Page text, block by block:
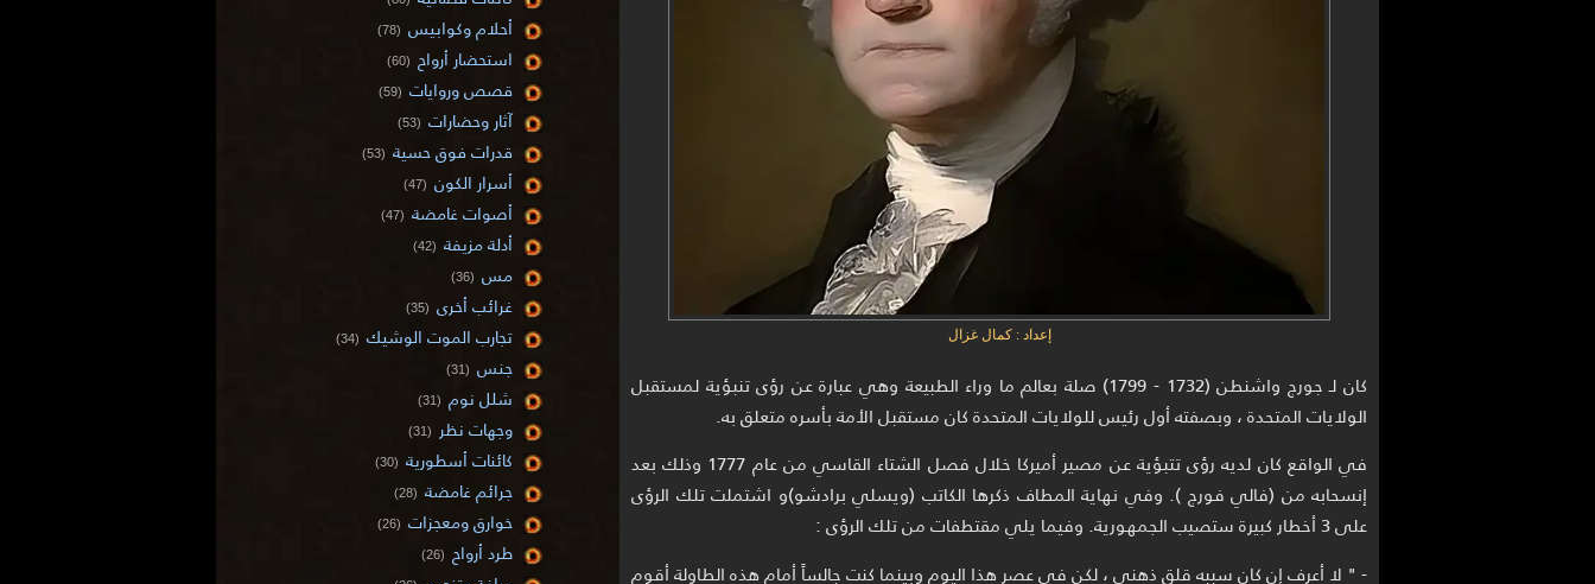
إعداد : كمال غزال
كان لـ جورج واشنطن (1732 - 1799) صلة بعالم ما وراء الطبيعة وهي عبارة عن رؤى تنبؤية لمستقبل
الولايات المتحدة ، وبصفته أول رئيس للولايات المتحدة كان مستقبل الأمة بأسره متعلق به.
في الواقع كان لديه رؤى تتبؤية عن مصير أميركا خلال فصل الشتاء القاسي من عام 1777 وذلك بعد
إنسحابه من (فالي فورج ). وفي نهاية المطاف ذكرها الكاتب (ويسلي برادشو)و اشتملت تلك الرؤى
على 3 أخطار كبيرة ستصيب الجمهورية. وفيما يلي مقتطفات من تلك الرؤى :
- " لا أعرف إن كان سببه قلق ذهني ، لكن في عصر هذا اليوم وبينما كنت جالساً أمام هذه الطاولة أقوم
أحلام وكوابيس (78)
استحضار أرواح (60)
قصص وروايات (59)
آثار وحضارات (53)
قدرات فوق حسية (53)
أسرار الكون (47)
أصوات غامضة (47)
أدلة مزيفة (42)
مس (36)
غرائب أخرى (35)
تجارب الموت الوشيك (34)
جنس (31)
شلل نوم (31)
وجهات نظر (31)
كائنات أسطورية (30)
جرائم غامضة (28)
خوارق ومعجزات (26)
طرد أرواح (26)